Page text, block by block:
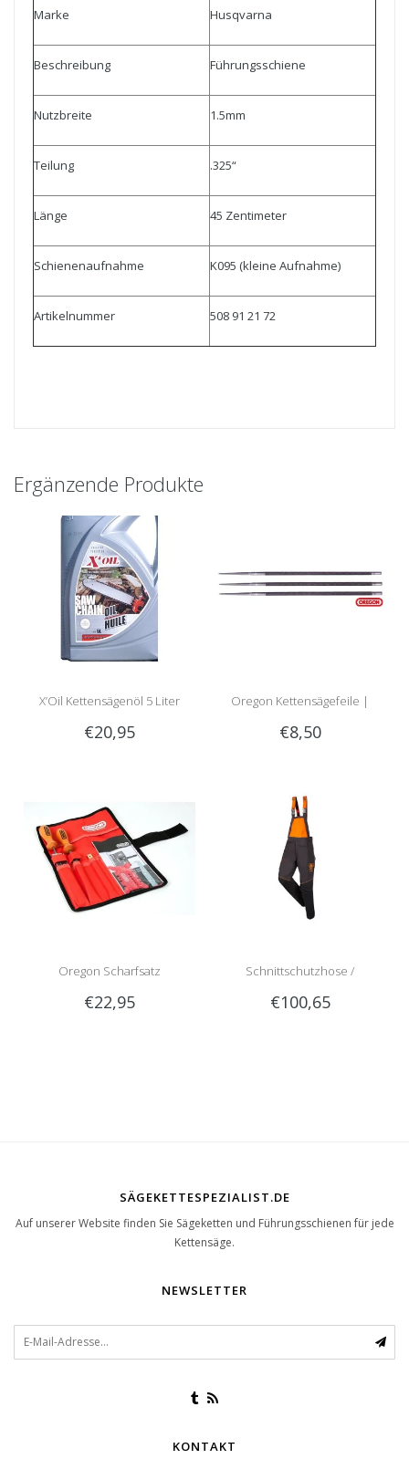
Marke Husqvarna
Beschreibung Führungsschiene
Nutzbreite 1.5mm
Teilung .325“
Länge 45 Zentimeter
Schienenaufnahme K095 (kleine Aufnahme)
Artikelnummer 508 91 21 72
Ergänzende Produkte
X’Oil Kettensägenöl 5 Liter
€20,95
Oregon Kettensägefeile |
Rundfeile
€8,50
Oregon Scharfsatz
€22,95
Schnittschutzhose /
Schnittschutzlatzhose Sip
€100,65
SÄGEKETTESPEZIALIST.DE
Auf unserer Website finden Sie Sägeketten und Führungsschienen für jede
Kettensäge.
NEWSLETTER
KONTAKT